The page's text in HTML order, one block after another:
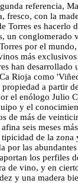
referencia,
fresco, con la
es hacerlo
un conglomerado
por el
más
han desarrollado
Rioja como
a partir
el enólogo Julio
y el
de más de
seis meses
de la zona
por las
los perfiles
de vino, y en
y una madera